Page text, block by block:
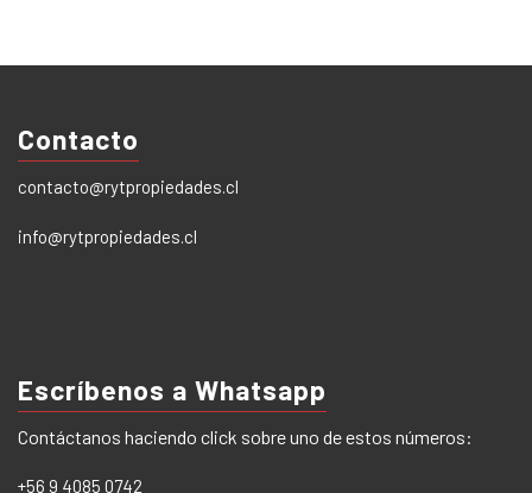
Contacto
contacto@rytpropiedades.cl
info@rytpropiedades.cl
Escríbenos a Whatsapp
Contáctanos haciendo click sobre uno de estos números:
+56 9 4085 0742